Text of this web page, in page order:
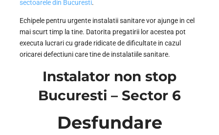
sectoarele din Bucuresti.
Echipele pentru urgente instalatii sanitare vor ajunge in cel
mai scurt timp la tine. Datorita pregatirii lor acestea pot
executa lucrari cu grade ridicate de dificultate in cazul
oricarei defectiuni care tine de instalatiile sanitare.
Instalator non stop
Bucuresti – Sector 6
Desfundare